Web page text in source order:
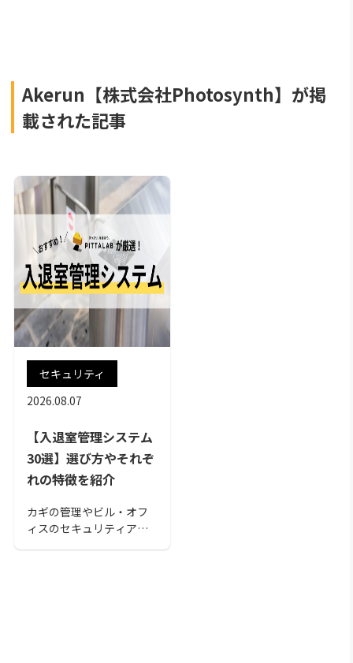
Akerun【株式会社Photosynth】が掲
載された記事
セキュリティ
2026.08.07
【入退室管理システム
30選】選び方やそれぞ
れの特徴を紹介
カギの管理やビル・オフ
ィスのセキュリティアッ